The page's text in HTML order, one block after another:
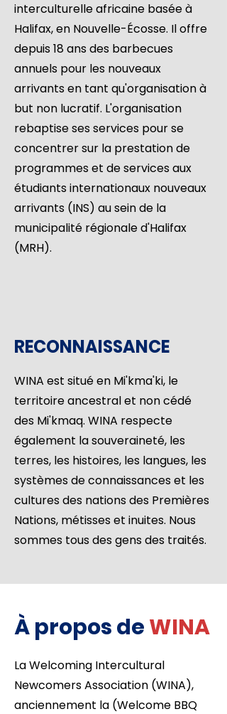
interculturelle africaine basée à
Halifax, en Nouvelle-Écosse. Il offre
depuis 18 ans des barbecues
annuels pour les nouveaux
arrivants en tant qu'organisation à
but non lucratif. L'organisation
rebaptise ses services pour se
concentrer sur la prestation de
programmes et de services aux
étudiants internationaux nouveaux
arrivants (INS) au sein de la
municipalité régionale d'Halifax
(MRH).
RECONNAISSANCE
WINA est situé en Mi'kma'ki, le
territoire ancestral et non cédé
des Mi'kmaq. WINA respecte
également la souveraineté, les
terres, les histoires, les langues, les
systèmes de connaissances et les
cultures des nations des Premières
Nations, métisses et inuites. Nous
sommes tous des gens des traités.
À propos deWINA
La Welcoming Intercultural
Newcomers Association (WINA),
anciennement la (Welcome BBQ